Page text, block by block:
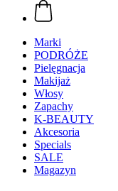
Marki
PODRÓŻE
Pielęgnacja
Makijaż
Włosy
Zapachy
K-BEAUTY
Akcesoria
Specials
SALE
Magazyn